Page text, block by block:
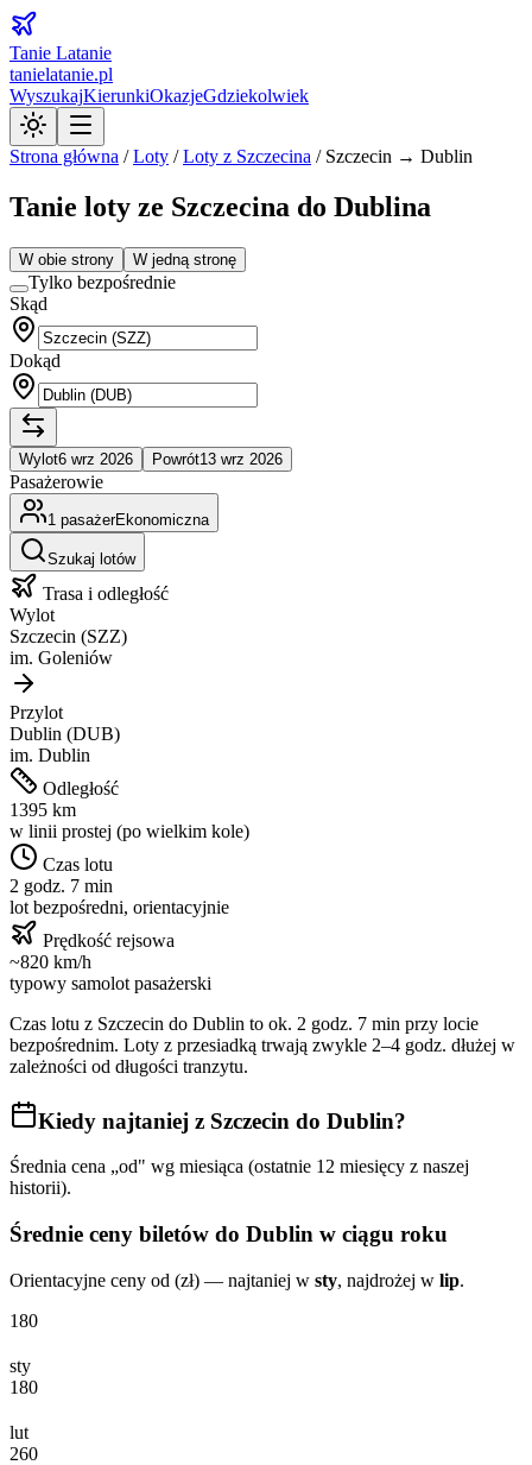
Tanie Latanie
tanielatanie.pl
WyszukajKierunkiOkazjeGdziekolwiek
Strona główna /Loty /Loty z Szczecina / Szczecin → Dublin
Tanie loty ze Szczecina do Dublina
W obie strony W jedną stronę
Tylko bezpośrednie
Skąd
Dokąd
Wylot6 wrz 2026 Powrót13 wrz 2026
Pasażerowie
1 pasażerEkonomiczna
Szukaj lotów
Trasa i odległość
Wylot
Szczecin (SZZ)
im. Goleniów
Przylot
Dublin (DUB)
im. Dublin
Odległość
1395 km
w linii prostej (po wielkim kole)
Czas lotu
2 godz. 7 min
lot bezpośredni, orientacyjnie
Prędkość rejsowa
~820 km/h
typowy samolot pasażerski
Czas lotu z Szczecin do Dublin to ok. 2 godz. 7 min przy locie
bezpośrednim. Loty z przesiadką trwają zwykle 2–4 godz. dłużej w
zależności od długości tranzytu.
Kiedy najtaniej z Szczecin do Dublin?
Średnia cena „od" wg miesiąca (ostatnie 12 miesięcy z naszej
historii).
Średnie ceny biletów do Dublin w ciągu roku
Orientacyjne ceny od (zł) — najtaniej w sty, najdrożej w lip.
180
sty
180
lut
260